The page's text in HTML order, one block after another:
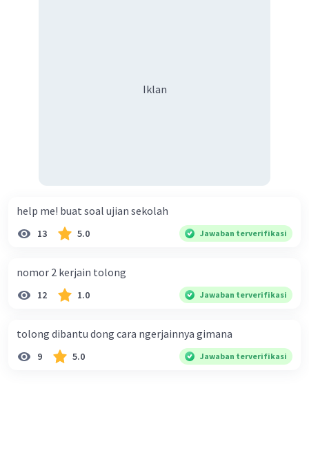
Iklan
help me! buat soal ujian sekolah
13 5.0 Jawaban terverifikasi
nomor 2 kerjain tolong
12 1.0 Jawaban terverifikasi
tolong dibantu dong cara ngerjainnya gimana
9 5.0 Jawaban terverifikasi